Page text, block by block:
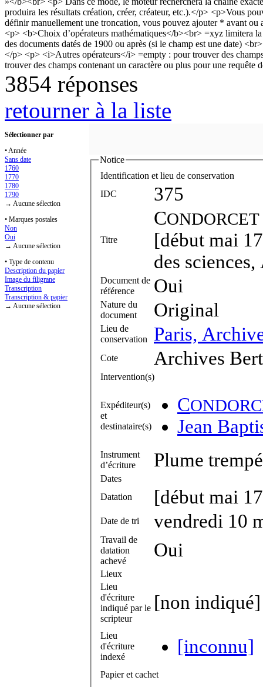
3854 réponses
retourner à la liste
Sélectionner par
• Année
Sans date
1760
1770
1780
1790
→ Aucune sélection
• Marques postales
Non
Oui
→ Aucune sélection
• Type de contenu
Description du papier
Image du filigrane
Transcription
Transcription & papier
→ Aucune sélection
Notice
Identification et lieu de conservation
IDC
375
Titre
CONDORCET
[début mai
des
Document de
référence
Oui
Nature du
document
Original
Lieu de
conservation
Paris,
Cote Archives
Intervention(s)
Expéditeur(s)
et
destinataire(s)
C
Jean
Instrument
d’écriture
Plume
Dates
Datation
[début mai
Date de tri vendredi 10
Travail de
datation
achevé
Oui
Lieux
Lieu
d'écriture
indiqué par le
scripteur
[non indiqué]
Lieu
d'écriture
indexé
[inconnu]
Papier et cachet